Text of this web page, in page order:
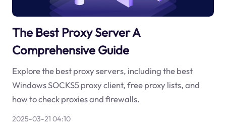
The Best Proxy Server A
Comprehensive Guide
Explore the best proxy servers, including the best
Windows SOCKS5 proxy client, free proxy lists, and
how to check proxies and firewalls.
2025-03-21 04:10